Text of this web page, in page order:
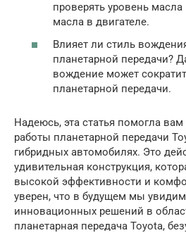
проверять уровень
масла в двигателе.
Влияет ли стиль
планетарной передачи?
вождение может
планетарной передачи.
Надеюсь, эта статья помогла
работы планетарной передачи
гибридных автомобилях. Это
удивительная конструкция,
высокой эффективности и
уверен, что в будущем мы
инновационных решений в
планетарная передача Toyota,